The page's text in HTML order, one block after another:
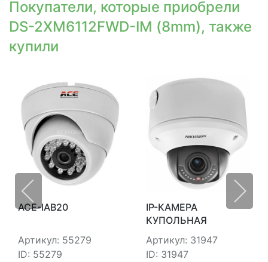
Покупатели, которые приобрели
DS-2XM6112FWD-IM (8mm), также
купили
ACE-IAB20
Артикул: 55279
ID: 55279
IP-КАМЕРА
КУПОЛЬНАЯ
УЛИЧНАЯ HIKVISION
DS-2CD4312FWD-IHS
Артикул: 31947
ID: 31947